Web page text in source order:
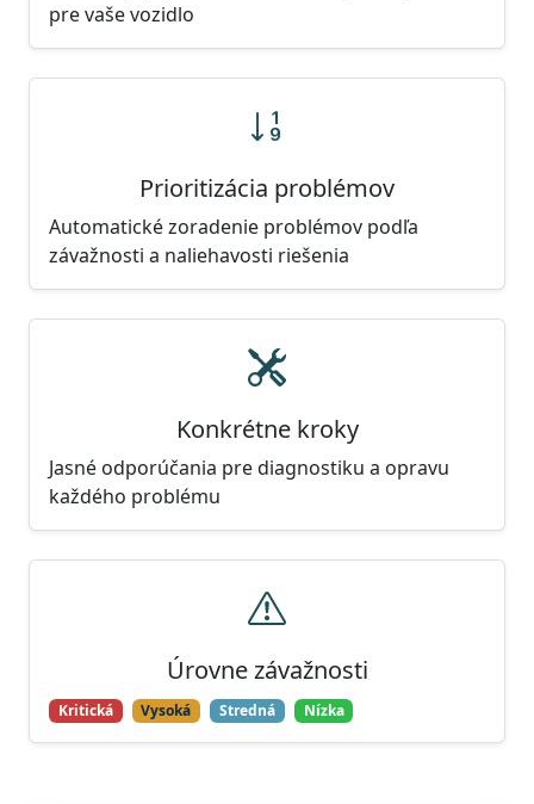
pre vaše vozidlo
Prioritizácia problémov
Automatické zoradenie problémov podľa
závažnosti a naliehavosti riešenia
Konkrétne kroky
Jasné odporúčania pre diagnostiku a opravu
každého problému
Úrovne závažnosti
Kritická Vysoká Stredná Nízka